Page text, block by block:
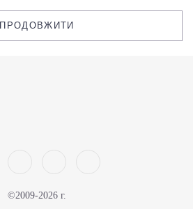
ПРОДОВЖИТИ
©2009-2026 г.